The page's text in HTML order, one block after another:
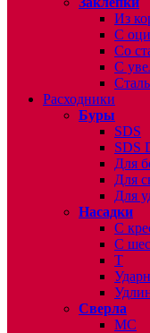
Из
С
Со
С
Расходники
Буры
SDS
SDS
Для
Для
Для
Насадки
С
С
T
Сверла
МС